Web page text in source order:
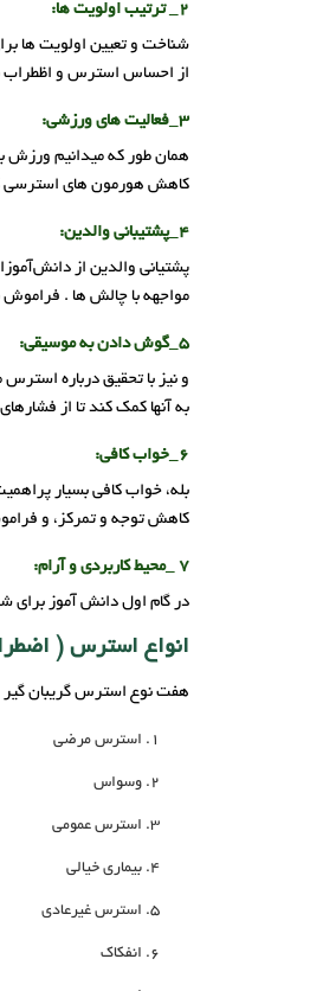
2_ ترتیب اولویت‌ ها:
شناخت و تعیین اولویت‌ ها
از احساس استرس و اظطراب
3_فعالیت‌ های ورزشی:
همان طور که میدانیم ورزش
کاهش هورمون‌ های استرسی
4_پشتیبانی والدین:
پشتیانی والدین از
مواجهه با چالش ها . فراموش
5_گوش دادن به موسیقی:
و نیز با تحقیق درباره
به آنها کمک کند تا از
6_خواب کافی:
بله، خواب کافی بسیار
کاهش توجه و تمرکز، و
7 _محیط کاربردی و آرام:
در گام اول دانش آموز برای
انواع استرس (
هفت نوع استرس گریبان
استرس مرضی
وسواس
استرس عمومی
بیماری خیالی
استرس غیرعادی
انفکاک